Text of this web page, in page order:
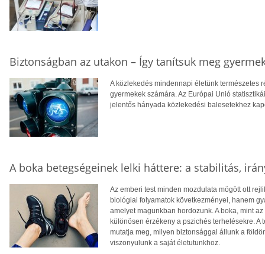
Biztonságban az utakon – Így tanítsuk meg
A közlekedés mindennapi életünk természetes
gyermekek számára. Az Európai Unió
jelentős hányada közlekedési balesetekhez
A boka betegségeinek lelki háttere: a stabilitás,
Az emberi test minden mozdulata mögött ott
biológiai folyamatok következményei, hanem
amelyet magunkban hordozunk. A boka, mint
különösen érzékeny a pszichés terhelésekre.
mutatja meg, milyen biztonsággal állunk a
viszonyulunk a saját életutunkhoz.